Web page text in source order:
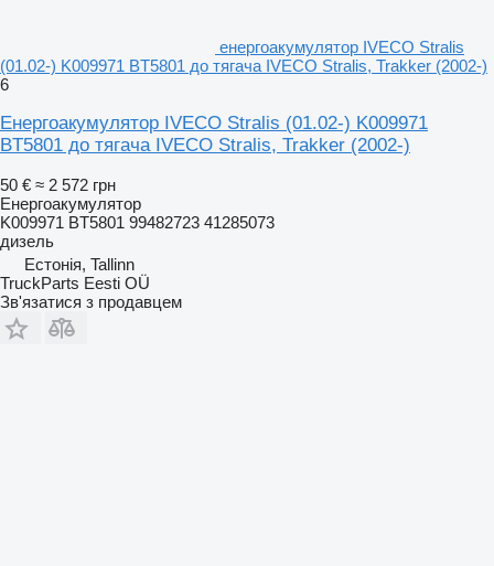
енергоакумулятор IVECO Stralis
(01.02-) K009971 BT5801 до тягача IVECO Stralis, Trakker (2002-)
6
Енергоакумулятор IVECO Stralis (01.02-) K009971
BT5801 до тягача IVECO Stralis, Trakker (2002-)
50 € ≈ 2 572 грн
Енергоакумулятор
K009971 BT5801 99482723 41285073
дизель
Естонія, Tallinn
TruckParts Eesti OÜ
Зв'язатися з продавцем